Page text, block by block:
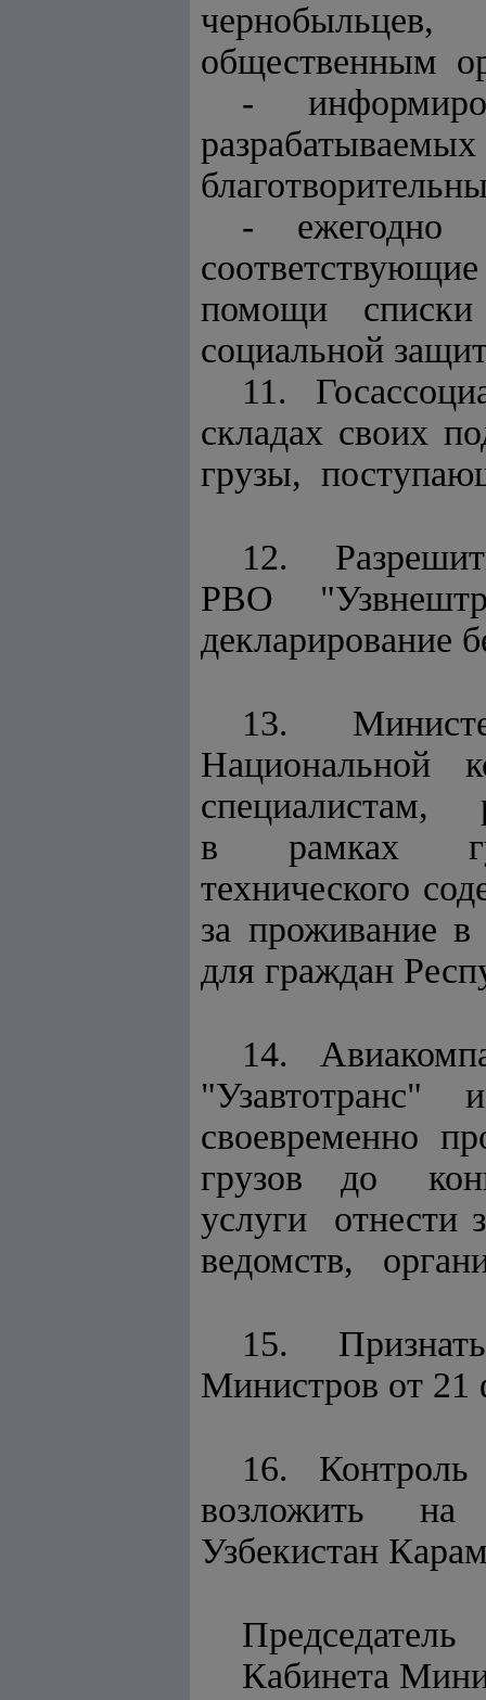
общественным
-
-
помощи
социальной
11.
складах своих
грузы,
12.
РВО
декларирование
13.
в рамках
технического
за проживание
для граждан
14.
своевременно
грузов до
услуги отнести
ведомств,
15.
Министров от 21
16.
возложить на
Узбекистан
Председатель